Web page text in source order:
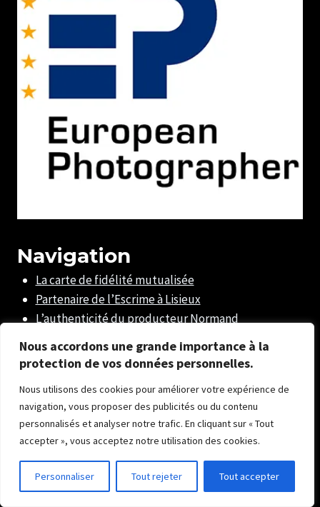
Nous accordons une grande importance à la
protection de vos données personnelles.
Nous utilisons des cookies pour améliorer votre expérience de
navigation, vous proposer des publicités ou du contenu
personnalisés et analyser notre trafic. En cliquant sur « Tout
accepter », vous acceptez notre utilisation des cookies.
Personnaliser Tout rejeter Tout accepter
Navigation
La carte de fidélité mutualisée
Partenaire de l’Escrime à Lisieux
L’authenticité du producteur Normand
Miss Phénix – Le cap de la métamorphose et de la
« Miss Phénix » 2 Les étapes
« Miss Phénix » : le lourd chemin d’une femme vers
l’harmonie
Séance photographe portrait et mariage en
Normandie | Sylvie Création